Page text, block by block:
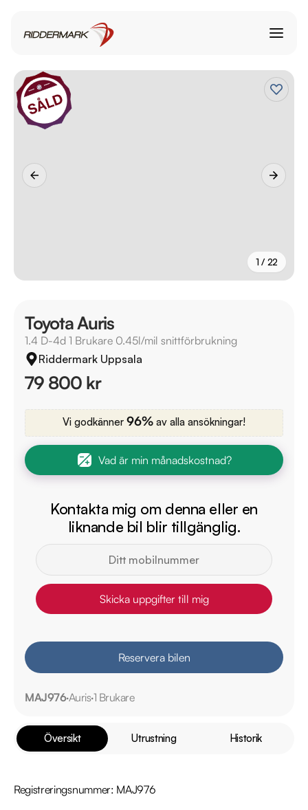
1 / 22
Toyota Auris
1.4 D-4d 1 Brukare 0.45l/mil snittförbrukning
Riddermark Uppsala
79 800 kr
Vi godkänner 96% av alla ansökningar!
Vad är min månadskostnad?
Kontakta mig om denna eller en
liknande bil blir tillgänglig.
Skicka uppgifter till mig
Reservera bilen
MAJ976Auris1 Brukare
Översikt Utrustning Historik
Registreringsnummer: MAJ976